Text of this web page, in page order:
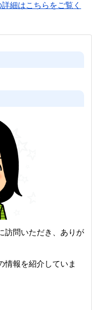
細はこちらをご覧く
訪問いただき、ありが
情報を紹介していま